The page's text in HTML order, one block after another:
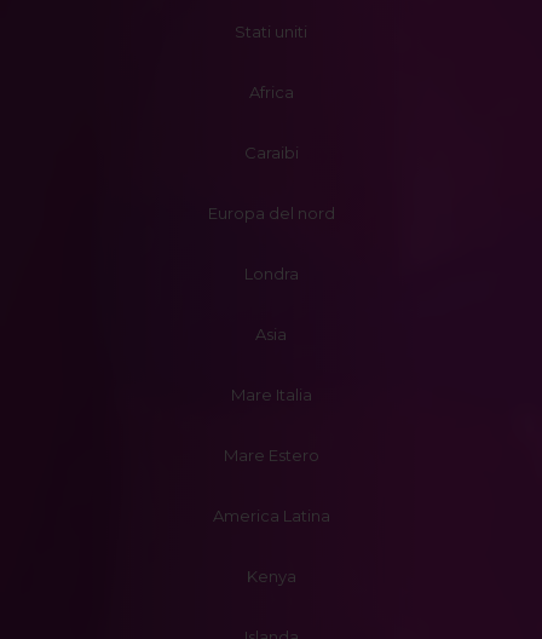
Stati uniti
Africa
Caraibi
Europa del nord
Londra
Asia
Mare Italia
Mare Estero
America Latina
Kenya